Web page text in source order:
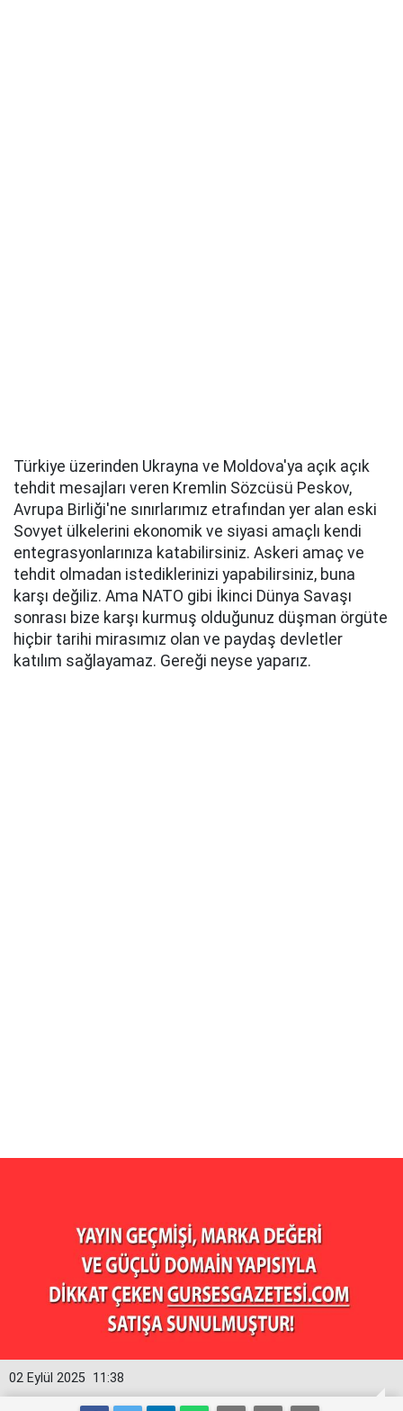
Türkiye üzerinden Ukrayna ve Moldova'ya açık açık
tehdit mesajları veren Kremlin Sözcüsü Peskov,
Avrupa Birliği'ne sınırlarımız etrafından yer alan eski
Sovyet ülkelerini ekonomik ve siyasi amaçlı kendi
entegrasyonlarınıza katabilirsiniz. Askeri amaç ve
tehdit olmadan istediklerinizi yapabilirsiniz, buna
karşı değiliz. Ama NATO gibi İkinci Dünya Savaşı
sonrası bize karşı kurmuş olduğunuz düşman örgüte
hiçbir tarihi mirasımız olan ve paydaş devletler
katılım sağlayamaz. Gereği neyse yaparız.
11:38
02 Eylül 2025